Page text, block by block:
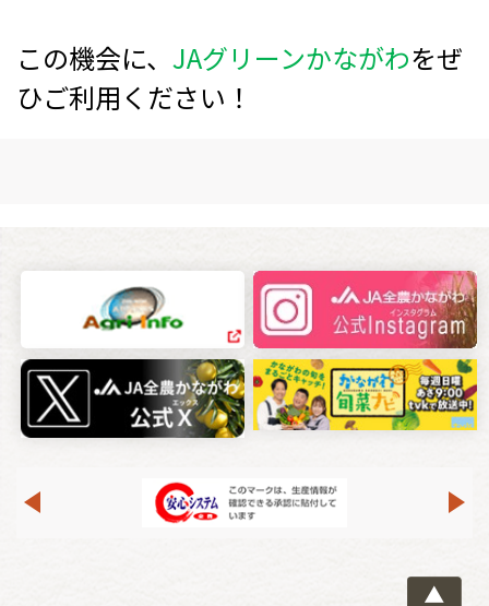
この機会に、 JAグリーンかながわをぜ
ひご利用ください！